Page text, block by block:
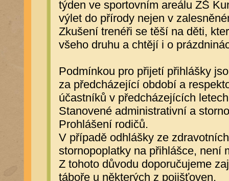
týden ve sportovním areálu ZŠ
výlet do přírody nejen v
Zkušení trenéři se těší na děti,
všeho druhu a chtějí i o
Podmínkou pro přijetí přihlášky
za předcházející období a
účastníků v předcházejících
Stanovené administrativní a
Prohlášení rodičů.
V případě odhlášky ze
stornopoplatky na přihlášce, není
Z tohoto důvodu doporučujeme
táboře u některých z pojišťoven.